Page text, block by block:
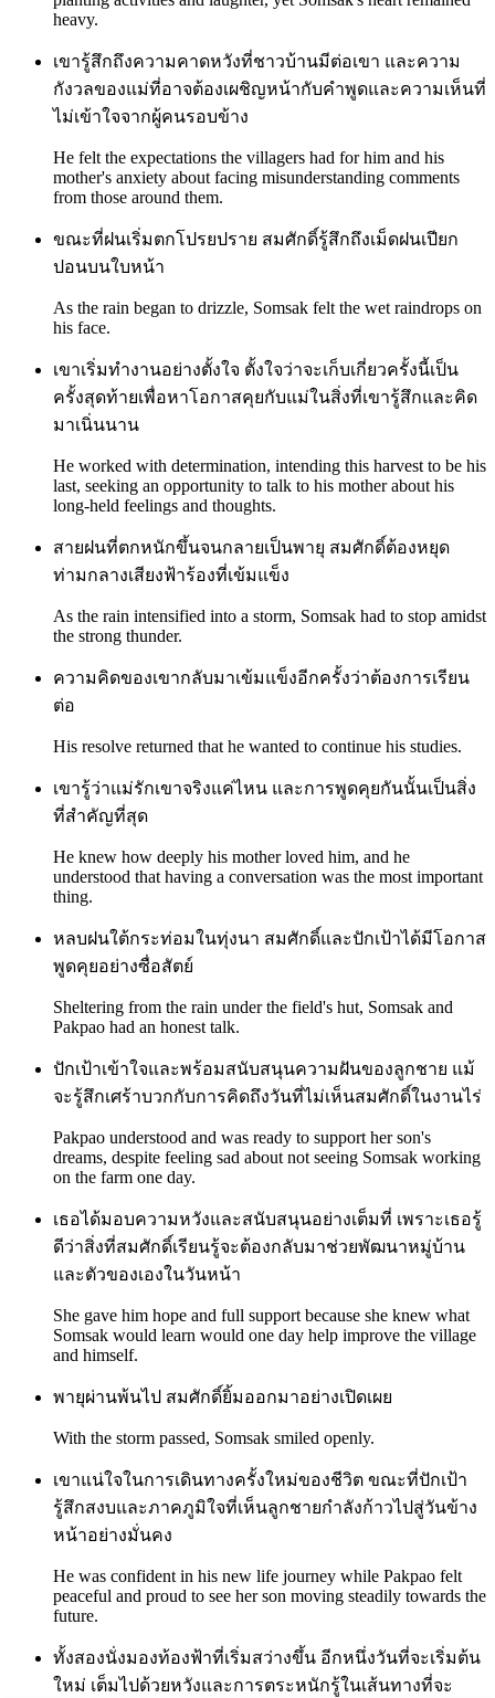
heavy.
เขารู้สึกถึงความคาดหวังที่ชาวบ้านมีต่อเขา และความ
กังวลของแม่ที่อาจต้องเผชิญหน้ากับคำพูดและความเห็นที่
ไม่เข้าใจจากผู้คนรอบข้าง
He felt the expectations the villagers had for him and his
mother's anxiety about facing misunderstanding comments
from those around them.
ขณะที่ฝนเริ่มตกโปรยปราย สมศักดิ์รู้สึกถึงเม็ดฝนเปียก
ปอนบนใบหน้า
As the rain began to drizzle, Somsak felt the wet raindrops on
his face.
เขาเริ่มทำงานอย่างตั้งใจ ตั้งใจว่าจะเก็บเกี่ยวครั้งนี้เป็น
ครั้งสุดท้ายเพื่อหาโอกาสคุยกับแม่ในสิ่งที่เขารู้สึกและคิด
มาเนิ่นนาน
He worked with determination, intending this harvest to be his
last, seeking an opportunity to talk to his mother about his
long-held feelings and thoughts.
สายฝนที่ตกหนักขึ้นจนกลายเป็นพายุ สมศักดิ์ต้องหยุด
ท่ามกลางเสียงฟ้าร้องที่เข้มแข็ง
As the rain intensified into a storm, Somsak had to stop amidst
the strong thunder.
ความคิดของเขากลับมาเข้มแข็งอีกครั้งว่าต้องการเรียน
ต่อ
His resolve returned that he wanted to continue his studies.
เขารู้ว่าแม่รักเขาจริงแค่ไหน และการพูดคุยกันนั้นเป็นสิ่ง
ที่สำคัญที่สุด
He knew how deeply his mother loved him, and he
understood that having a conversation was the most important
thing.
หลบฝนใต้กระท่อมในทุ่งนา สมศักดิ์และปักเป้าได้มีโอกาส
พูดคุยอย่างซื่อสัตย์
Sheltering from the rain under the field's hut, Somsak and
Pakpao had an honest talk.
ปักเป้าเข้าใจและพร้อมสนับสนุนความฝันของลูกชาย แม้
จะรู้สึกเศร้าบวกกับการคิดถึงวันที่ไม่เห็นสมศักดิ์ในงานไร่
Pakpao understood and was ready to support her son's
dreams, despite feeling sad about not seeing Somsak working
on the farm one day.
เธอได้มอบความหวังและสนับสนุนอย่างเต็มที่ เพราะเธอรู้
ดีว่าสิ่งที่สมศักดิ์เรียนรู้จะต้องกลับมาช่วยพัฒนาหมู่บ้าน
และตัวของเองในวันหน้า
She gave him hope and full support because she knew what
Somsak would learn would one day help improve the village
and himself.
พายุผ่านพ้นไป สมศักดิ์ยิ้มออกมาอย่างเปิดเผย
With the storm passed, Somsak smiled openly.
เขาแน่ใจในการเดินทางครั้งใหม่ของชีวิต ขณะที่ปักเป้า
รู้สึกสงบและภาคภูมิใจที่เห็นลูกชายกำลังก้าวไปสู่วันข้าง
หน้าอย่างมั่นคง
He was confident in his new life journey while Pakpao felt
peaceful and proud to see her son moving steadily towards the
future.
ทั้งสองนั่งมองท้องฟ้าที่เริ่มสว่างขึ้น อีกหนึ่งวันที่จะเริ่มต้น
ใหม่ เต็มไปด้วยหวังและการตระหนักรู้ในเส้นทางที่จะ